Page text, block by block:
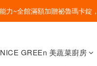
少不了美蔬菜的清爽~ A+B 送
力~全館滿額加贈祕魯瑪卡錠
NICE GREEn 美蔬菜廚房